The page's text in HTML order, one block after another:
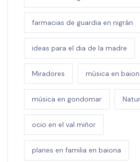
farmacias de guardia en nigrán
ideas para el dia de la madre
Miradores música en
música en gondomar
ocio en el val miñor
planes en familia en baiona